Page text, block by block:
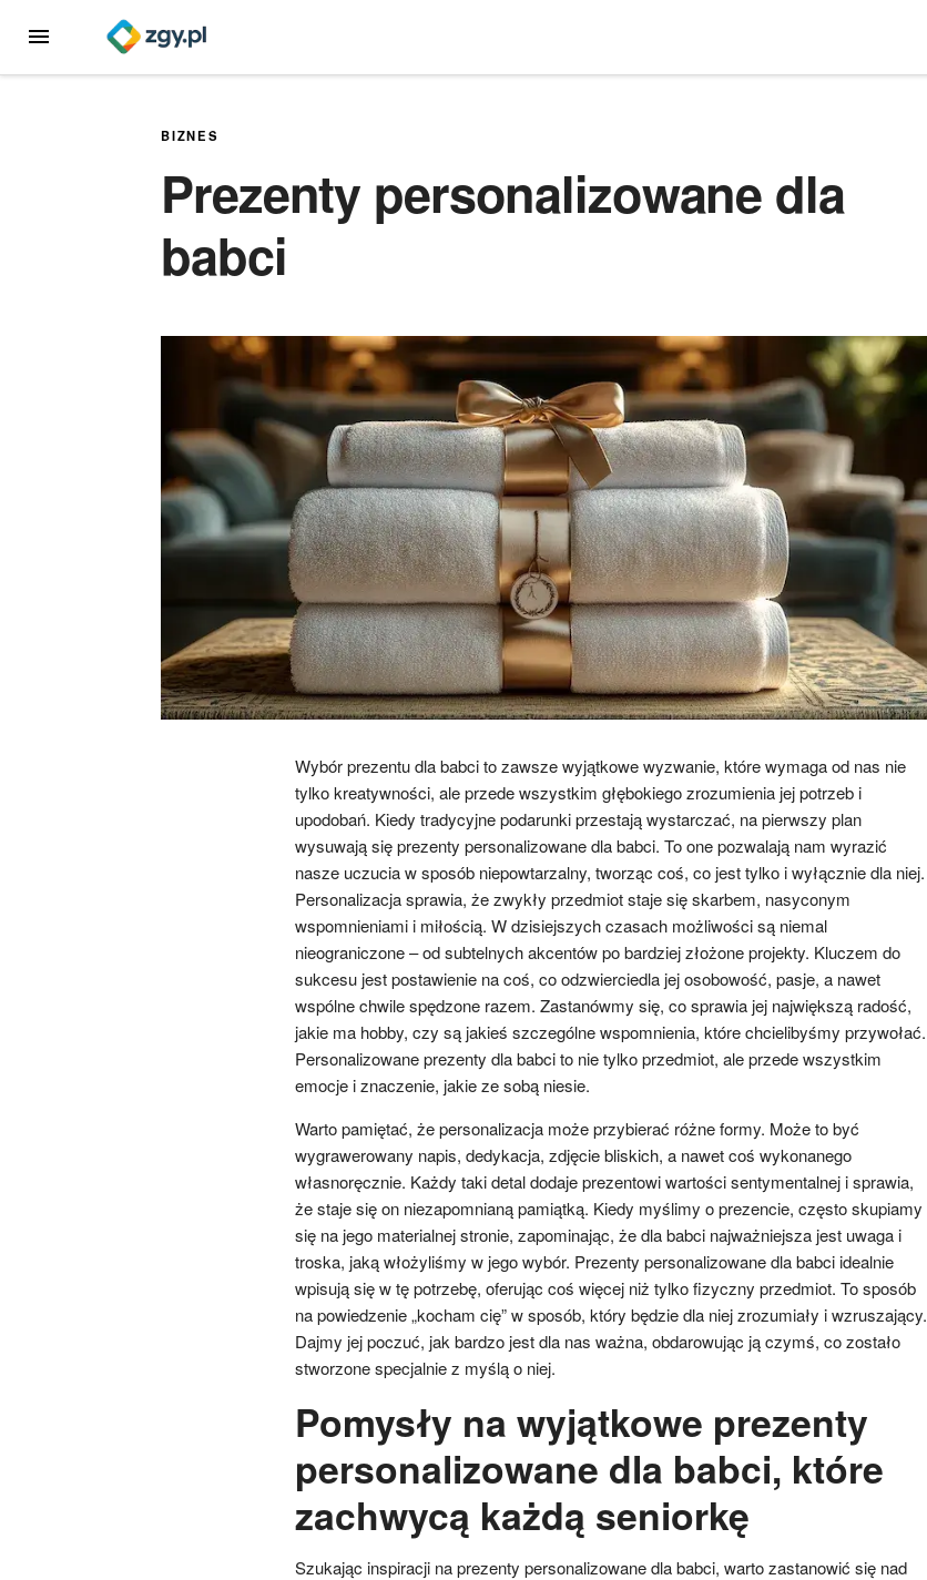
MENU
BIZNES
Prezenty personalizowane dla
babci
Wybór prezentu dla babci to zawsze wyjątkowe wyzwanie, które wymaga od nas nie
tylko kreatywności, ale przede wszystkim głębokiego zrozumienia jej potrzeb i
upodobań. Kiedy tradycyjne podarunki przestają wystarczać, na pierwszy plan
wysuwają się prezenty personalizowane dla babci. To one pozwalają nam wyrazić
nasze uczucia w sposób niepowtarzalny, tworząc coś, co jest tylko i wyłącznie dla niej.
Personalizacja sprawia, że zwykły przedmiot staje się skarbem, nasyconym
wspomnieniami i miłością. W dzisiejszych czasach możliwości są niemal
nieograniczone – od subtelnych akcentów po bardziej złożone projekty. Kluczem do
sukcesu jest postawienie na coś, co odzwierciedla jej osobowość, pasje, a nawet
wspólne chwile spędzone razem. Zastanówmy się, co sprawia jej największą radość,
jakie ma hobby, czy są jakieś szczególne wspomnienia, które chcielibyśmy przywołać.
Personalizowane prezenty dla babci to nie tylko przedmiot, ale przede wszystkim
emocje i znaczenie, jakie ze sobą niesie.
Warto pamiętać, że personalizacja może przybierać różne formy. Może to być
wygrawerowany napis, dedykacja, zdjęcie bliskich, a nawet coś wykonanego
własnoręcznie. Każdy taki detal dodaje prezentowi wartości sentymentalnej i sprawia,
że staje się on niezapomnianą pamiątką. Kiedy myślimy o prezencie, często skupiamy
się na jego materialnej stronie, zapominając, że dla babci najważniejsza jest uwaga i
troska, jaką włożyliśmy w jego wybór. Prezenty personalizowane dla babci idealnie
wpisują się w tę potrzebę, oferując coś więcej niż tylko fizyczny przedmiot. To sposób
na powiedzenie „kocham cię” w sposób, który będzie dla niej zrozumiały i wzruszający.
Dajmy jej poczuć, jak bardzo jest dla nas ważna, obdarowując ją czymś, co zostało
stworzone specjalnie z myślą o niej.
Pomysły na wyjątkowe prezenty
personalizowane dla babci, które
zachwycą każdą seniorkę
Szukając inspiracji na prezenty personalizowane dla babci, warto zastanowić się nad